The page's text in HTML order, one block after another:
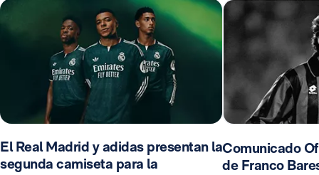
El Real Madrid y adidas presentan la
segunda camiseta para la
Comunicado
de Franco